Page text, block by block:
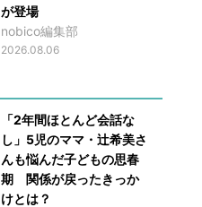
が登場
nobico編集部
2026.08.06
「2年間ほとんど会話な
し」5児のママ・辻希美さ
んも悩んだ子どもの思春
期 関係が戻ったきっか
けとは？